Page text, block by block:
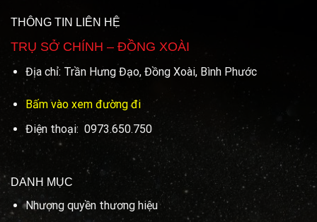
THÔNG TIN LIÊN HỆ
TRỤ SỞ CHÍNH – ĐỒNG XOÀI
Địa chỉ: Trần Hưng Đạo, Đồng Xoài, Bình Phước
Bấm vào xem đường đi
Điện thoại: 0973.650.750
DANH MỤC
Nhượng quyền thương hiệu